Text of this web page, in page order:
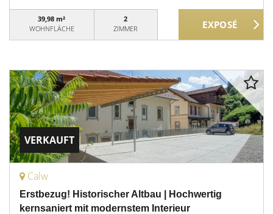
39,98 m²
WOHNFLÄCHE
2
ZIMMER
VERKAUFT
Calw
Erstbezug! Historischer Altbau | Hochwertig
kernsaniert mit modernstem Interieur